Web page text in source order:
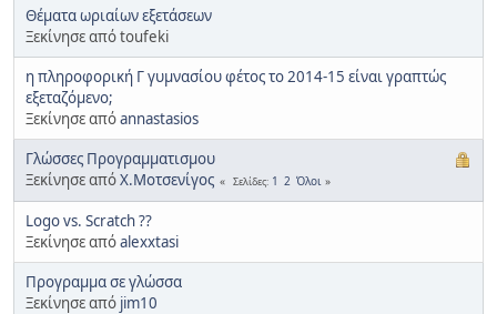
Θέματα ωριαίων εξετάσεων
Ξεκίνησε από toufeki
η πληροφορική Γ γυμνασίου φέτος το 2014-15 είναι γραπτώς
εξεταζόμενο;
Ξεκίνησε απόannastasios
Γλώσσες Προγραμματισμου
Ξεκίνησε απόΧ.Μοτσενίγος Σελίδες 1 2 Όλοι
Logo vs. Scratch ??
Ξεκίνησε απόalexxtasi
Προγραμμα σε γλώσσα
Ξεκίνησε από jim10